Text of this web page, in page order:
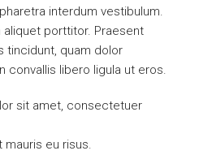
interdum vestibulum.
aliquet porttitor. Praesent
tincidunt, quam dolor
convallis libero ligula ut eros.
sit amet, consectetuer
eu risus.